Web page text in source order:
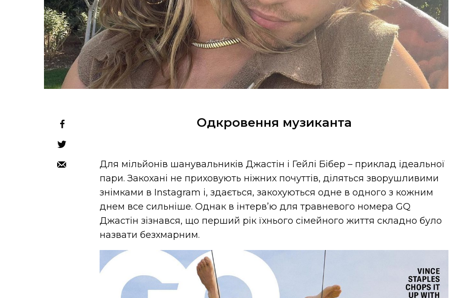
Одкровення музиканта
Для мільйонів шанувальників Джастін і Гейлі Бібер – приклад ідеальної
пари. Закохані не приховують ніжних почуттів, діляться зворушливими
знімками в Instagram і, здається, закохуються одне в одного з кожним
днем ​​все сильніше. Однак в інтерв’ю для травневого номера GQ
Джастін зізнався, що перший рік їхнього сімейного життя складно було
назвати безхмарним.